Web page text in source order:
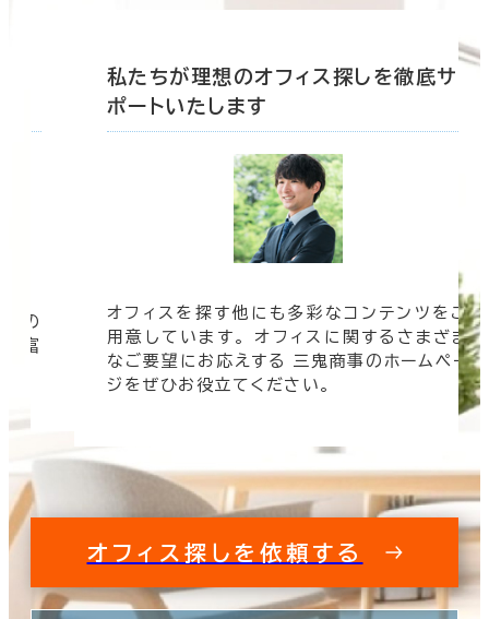
の
豊富
私たちが理想のオフィス探しを徹底サ
ポートいたします
オフィスを探す他にも多彩なコンテンツをご
用意しています。 オフィスに関するさまざま
なご要望にお応えする 三鬼商事のホームペー
ジをぜひお役立てください。
オフィス探しを依頼する